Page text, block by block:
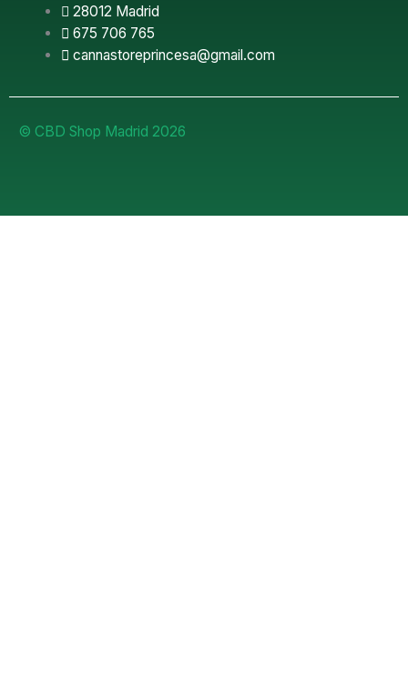
28012 Madrid
675 706 765
cannastoreprincesa@gmail.com
© CBD Shop Madrid 2026